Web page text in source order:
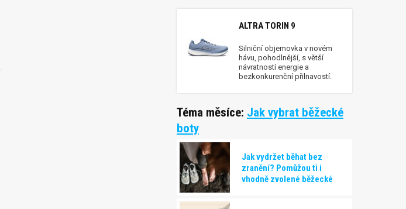
ALTRA TORIN 9
Silniční objemovka v novém
hávu, pohodlnější, s větší
návratností energie a
bezkonkurenční přilnavostí.
Téma měsíce: Jak vybrat běžecké
boty
Jak vydržet běhat bez
zranění? Pomůžou ti i
vhodně zvolené běžecké